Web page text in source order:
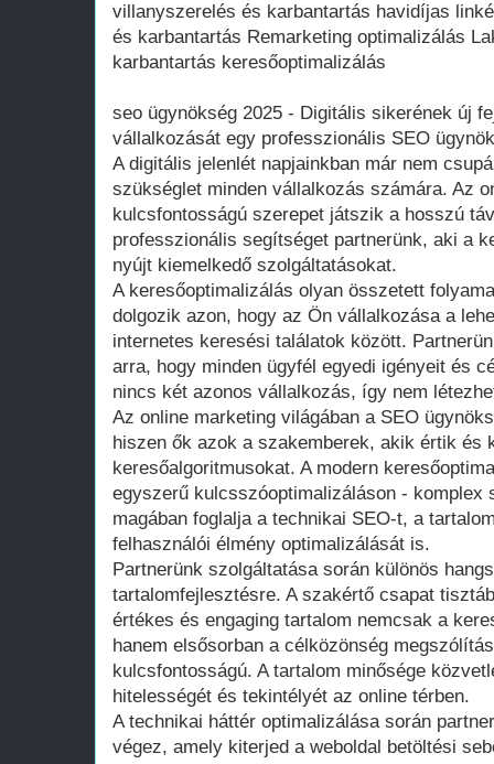
villanyszerelés és karbantartás havidíjas
és karbantartás Remarketing optimalizálás
karbantartás keresőoptimalizálás
seo ügynökség 2025 - Digitális sikerének új
vállalkozását egy professzionális SEO
A digitális jelenlét napjainkban már nem
szükséglet minden vállalkozás számára. Az
kulcsfontosságú szerepet játszik a hosszú
professzionális segítséget partnerünk, aki a
nyújt kiemelkedő szolgáltatásokat.
A keresőoptimalizálás olyan összetett
dolgozik azon, hogy az Ön vállalkozása a
internetes keresési találatok között.
arra, hogy minden ügyfél egyedi igényeit és
nincs két azonos vállalkozás, így nem
Az online marketing világában a SEO
hiszen ők azok a szakemberek, akik értik és
keresőalgoritmusokat. A modern
egyszerű kulcsszóoptimalizáláson - komplex
magában foglalja a technikai SEO-t, a
felhasználói élmény optimalizálását is.
Partnerünk szolgáltatása során különös
tartalomfejlesztésre. A szakértő csapat
értékes és engaging tartalom nemcsak a
hanem elsősorban a célközönség
kulcsfontosságú. A tartalom minősége
hitelességét és tekintélyét az online térben.
A technikai háttér optimalizálása során
végez, amely kiterjed a weboldal betöltési